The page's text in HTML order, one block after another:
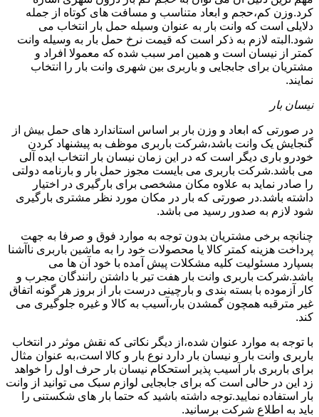
کرد.وزن کم،حجم و ابعاد متناسب و مسافت های کوتاه از جمله
دلایلی است که وانت بار به عنوان وسیله حمل بار انتخاب می
شود.البته لازم به ذکر است که قیمت نرخ حمل بار به وسیله وانت
کمتر از نیسان است و همین امر سبب شده که معمولا افراد و
مشتریان برای جابجایی و باربری بین شهری وانت بار را انتخاب
نمایند.
نیسان بار
در صورتی که ابعاد و وزن بار بر اساس استاندارد های حمل بیش از
گنجایش یک وانت باشد،شرکت باربری موظف به پیشنهاد کردن
خودرو باری دیگر است که در این زمان نیسان بار انتخاب ایده آلی
می باشد.شرکت باربری می بایست مجوز حمل بار و بارنامه دولتی
را صادر نماید به علاوه مکان مشخصی برای بارگیری در اختیار
داشته باشد.در صورتی که بار در مکان مورد نظر مشتری بارگیری
شود لازم به صدور رسید می باشد.
چنانچه برخی مشتریان بدون توجه به موارد فوق و صرفا به جهت
پرداخت هزینه کمتر کالا یا محصولات خود را به ماشین باربری ناآشنا
بسپارد مسئولیت کلیه مشکلات پیش آمده با خود آن ها می
باشد.شرکت باربری وانت بار هفت تیر با داشتن رانندگان مجرب و
کار آزموده با بسته بندی و بارچینی درست بار از بروز هر گونه اتفاق
غیر مترقبه همچون گمشدن بار،آسیب به کالا و غیره جلوگیری می
کند.
با توجه به موارد عنوان شده،از دیگر نکاتی که نقش موثر در انتخاب
باربری وانت بار و نیسان بار دارد نوع بار و کالا است،به عنوان مثال
برای باربری بار آسیب پذیر استحکام نیسان بار حرف اول را خواهد
زد این در حالی است که برای جابجایی لوازم سبک می توانید از وانت
بار استفاده نمایید.توجه داشته باشید که حتما بار های شکستنی را
باید به اطلاع شرکت برسانید.